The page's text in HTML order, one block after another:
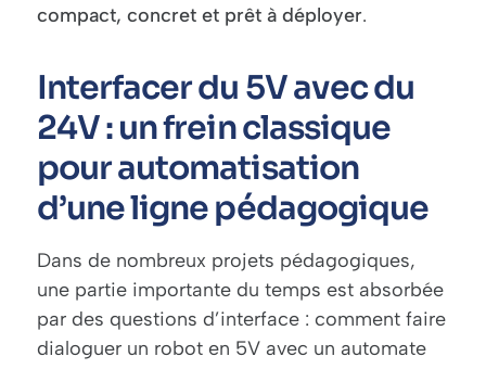
compact, concret et prêt à déployer.
Interfacer du 5V avec du
24V : un frein classique
pour automatisation
d’une ligne pédagogique
Dans de nombreux projets pédagogiques,
une partie importante du temps est absorbée
par des questions d’interface : comment faire
dialoguer un robot en 5V avec un automate